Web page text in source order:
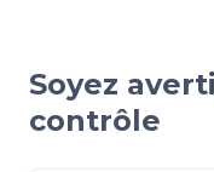
Soyez
contrôle